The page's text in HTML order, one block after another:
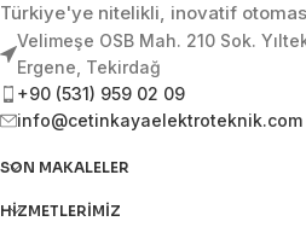
Türkiye'ye nitelikli, inovatif
Velimeşe OSB Mah. 210 Sok.
Ergene, Tekirdağ
+90 (531) 959 02 09
info@cetinkayaelektroteknik.com
SON MAKALELER
HIZMETLERIMIZ